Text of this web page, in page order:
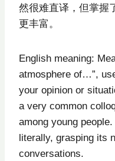
然很难直译，但掌握
更丰富。
English meaning:
atmosphere of…”,
your opinion or
a very common
among young
literally, grasping its
conversations.